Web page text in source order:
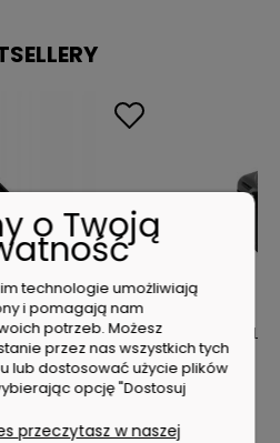
do bitów
Makita
o Twoją
technologie umożliwiają
i pomagają nam
potrzeb. Możesz
przez nas wszystkich tych
lub dostosować użycie plików
opcję "Dostosuj
przeczytasz w naszej